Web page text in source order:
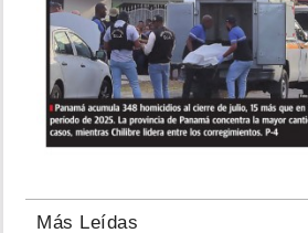
Más Leídas